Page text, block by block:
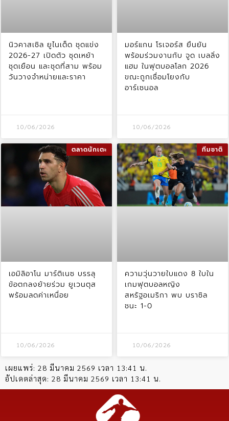
นิวคาสเซิล ยูไนเต็ด ชุดแข่ง
2026-27 เปิดตัว ชุดเหย้า
ชุดเยือน และชุดที่สาม พร้อม
วันวางจำหน่ายและราคา
10/06/2026
มอร์แกน โรเจอร์ส ยืนยัน
พร้อมร่วมงานกับ จูด เบลลิ่ง
แฮม ในฟุตบอลโลก 2026
ขณะถูกเชื่อมโยงกับ
อาร์เซนอล
10/06/2026
ตลาดนักเตะ
เอมิลิอาโน มาร์ติเนซ บรรลุ
ข้อตกลงย้ายร่วม ยูเวนตุส
พร้อมลดค่าเหนื่อย
10/06/2026
ทีมชาติ
ความวุ่นวายใบแดง 8 ใบใน
เกมฟุตบอลหญิง
สหรัฐอเมริกา พบ บราซิล
ชนะ 1-0
10/06/2026
เผยแพร่: 28 มีนาคม 2569 เวลา 13:41 น.
อัปเดตล่าสุด: 28 มีนาคม 2569 เวลา 13:41 น.